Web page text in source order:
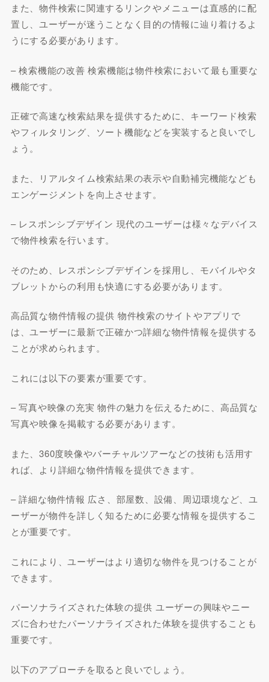
また、物件検索に関連するリンクやメニューは直感的に配
置し、ユーザーが迷うことなく目的の情報に辿り着けるよ
うにする必要があります。
– 検索機能の改善 検索機能は物件検索において最も重要な
機能です。
正確で高速な検索結果を提供するために、キーワード検索
やフィルタリング、ソート機能などを実装すると良いでし
ょう。
また、リアルタイム検索結果の表示や自動補完機能なども
エンゲージメントを向上させます。
– レスポンシブデザイン 現代のユーザーは様々なデバイス
で物件検索を行います。
そのため、レスポンシブデザインを採用し、モバイルやタ
ブレットからの利用も快適にする必要があります。
高品質な物件情報の提供 物件検索のサイトやアプリで
は、ユーザーに最新で正確かつ詳細な物件情報を提供する
ことが求められます。
これには以下の要素が重要です。
– 写真や映像の充実 物件の魅力を伝えるために、高品質な
写真や映像を掲載する必要があります。
また、360度映像やバーチャルツアーなどの技術も活用す
れば、より詳細な物件情報を提供できます。
– 詳細な物件情報 広さ、部屋数、設備、周辺環境など、ユ
ーザーが物件を詳しく知るために必要な情報を提供するこ
とが重要です。
これにより、ユーザーはより適切な物件を見つけることが
できます。
パーソナライズされた体験の提供 ユーザーの興味やニー
ズに合わせたパーソナライズされた体験を提供することも
重要です。
以下のアプローチを取ると良いでしょう。